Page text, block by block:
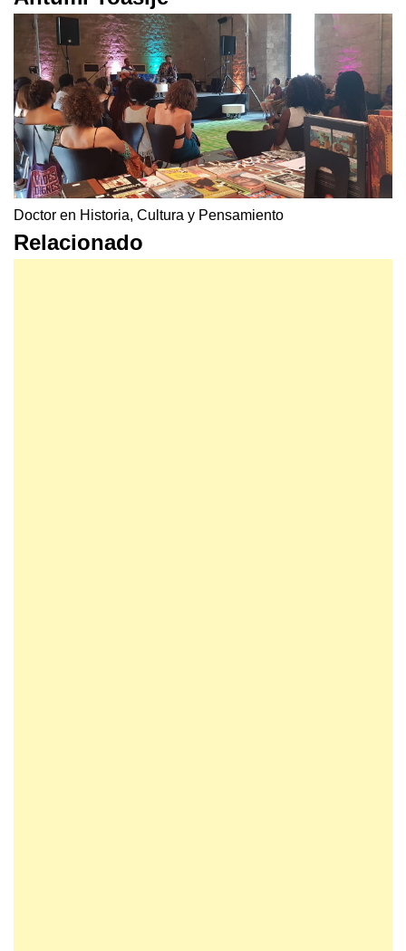
Doctor en Historia, Cultura y Pensamiento
Relacionado